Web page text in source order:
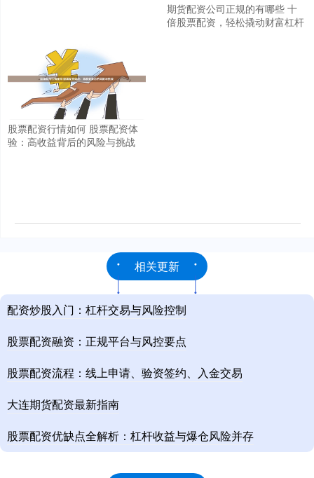
期货配资公司正规的有哪些 十
倍股票配资，轻松撬动财富杠杆
股票配资行情如何 股票配资体
验：高收益背后的风险与挑战
相关更新
配资炒股入门：杠杆交易与风险控制
股票配资融资：正规平台与风控要点
股票配资流程：线上申请、验资签约、入金交易
大连期货配资最新指南
股票配资优缺点全解析：杠杆收益与爆仓风险并存